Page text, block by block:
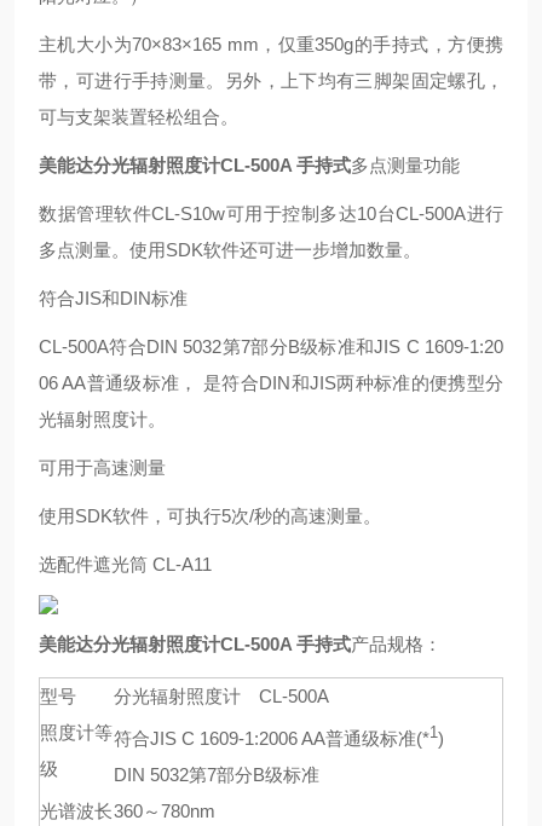
主机大小为70×83×165 mm，仅重350g的手持式，方便携
带，可进行手持测量。另外，上下均有三脚架固定螺孔，
可与支架装置轻松组合。
美能达分光辐射照度计CL-500A 手持式多点测量功能
数据管理软件CL-S10w可用于控制多达10台CL-500A进行
多点测量。使用SDK软件还可进一步增加数量。
符合JIS和DIN标准
CL-500A符合DIN 5032第7部分B级标准和JIS C 1609-1:20
06 AA普通级标准， 是符合DIN和JIS两种标准的便携型分
光辐射照度计。
可用于高速测量
使用SDK软件，可执行5次/秒的高速测量。
选配件遮光筒 CL-A11
美能达分光辐射照度计CL-500A 手持式产品规格：
型号
分光辐射照度计 CL-500A
照度计等
级
符合JIS C 1609-1:2006 AA普通级标准(*1)
DIN 5032第7部分B级标准
光谱波长360～780nm